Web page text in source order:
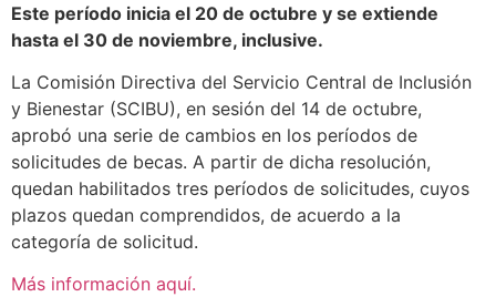
Este período inicia el 20 de octubre y se extiende
hasta el 30 de noviembre, inclusive.
La Comisión Directiva del Servicio Central de Inclusión
y Bienestar (SCIBU), en sesión del 14 de octubre,
aprobó una serie de cambios en los períodos de
solicitudes de becas. A partir de dicha resolución,
quedan habilitados tres períodos de solicitudes, cuyos
plazos quedan comprendidos, de acuerdo a la
categoría de solicitud.
Más información aquí.